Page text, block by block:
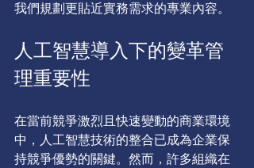
我們規劃更貼近實務需求的專業內容。
人工智慧導入下的變革管
理重要性
在當前競爭激烈且快速變動的商業環境
中，人工智慧技術的整合已成為企業保
持競爭優勢的關鍵。然而，許多組織在